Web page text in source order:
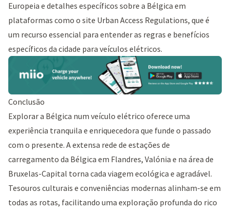
Europeia e detalhes específicos sobre a Bélgica em
plataformas como o site Urban Access Regulations, que é
um recurso essencial para entender as regras e benefícios
específicos da cidade para veículos elétricos.
Conclusão
Explorar a Bélgica num veículo elétrico oferece uma
experiência tranquila e enriquecedora que funde o passado
com o presente. A extensa rede de estações de
carregamento da Bélgica em Flandres, Valónia e na área de
Bruxelas-Capital torna cada viagem ecológica e agradável.
Tesouros culturais e conveniências modernas alinham-se em
todas as rotas, facilitando uma exploração profunda do rico